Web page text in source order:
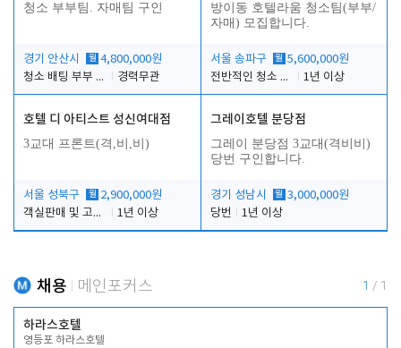
청소 부부팀. 자매팀 구인
경기 안산시 월 4,800,000원
청소 배팅 부부 구합니다
경력무관
방이동 호텔라움 청소팀(부부/
자매) 모집합니다.
서울 송파구 월 5,600,000원
전반적인 청소 업무(객실청소.객실정리)
1년 이상
호텔 디 아티스트 성신여대점
3교대 프론트(격,비,비)
서울 성북구 월 2,900,000원
객실판매 및 고객응대
1년 이상
그레이호텔 분당점
그레이 분당점 3교대(격비비)
당번 구인합니다.
경기 성남시 월 3,000,000원
당번
1년 이상
채용 메인포커스 1 / 1
하라스호텔
영등포 하라스호텔